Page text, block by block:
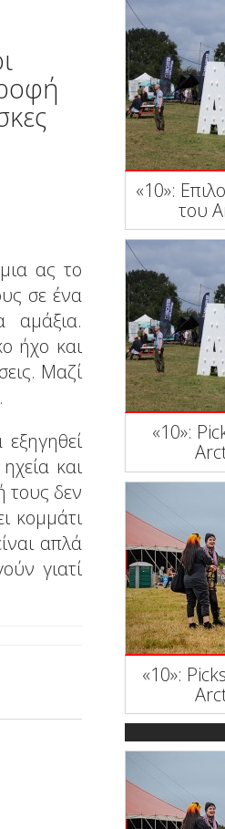
ας το
σε ένα
αμάξια.
ήχο και
Μαζί
και
τους δεν
κομμάτι
απλά
γιατί
«10»:
του
«10»:
«10»: